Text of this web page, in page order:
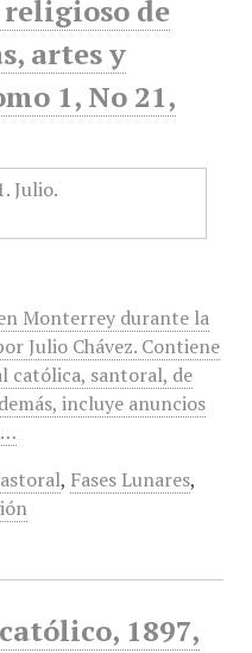
de
artes y
1, No 21,
Monterrey durante la
Julio Chávez. Contiene
católica, santoral, de
incluye anuncios
, Fases Lunares,
1897,